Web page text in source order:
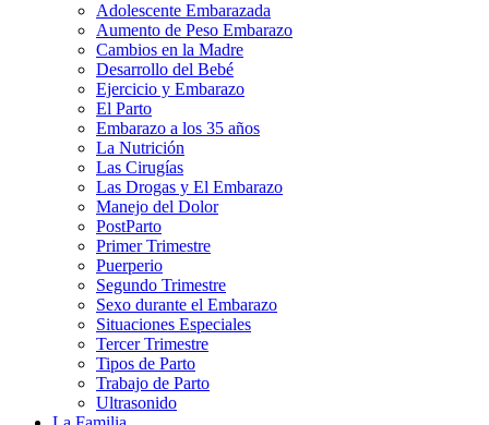
Adolescente Embarazada
Aumento de Peso Embarazo
Cambios en la Madre
Desarrollo del Bebé
Ejercicio y Embarazo
El Parto
Embarazo a los 35 años
La Nutrición
Las Cirugías
Las Drogas y El Embarazo
Manejo del Dolor
PostParto
Primer Trimestre
Puerperio
Segundo Trimestre
Sexo durante el Embarazo
Situaciones Especiales
Tercer Trimestre
Tipos de Parto
Trabajo de Parto
Ultrasonido